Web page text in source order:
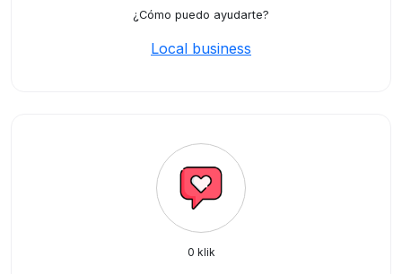
¿Cómo puedo ayudarte?
Local business
0 klik